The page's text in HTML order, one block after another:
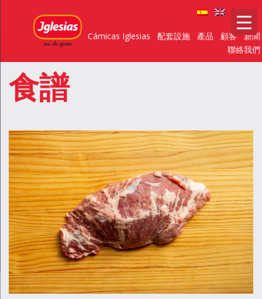
Cárnicas Iglesias 配套設施 產品 顧客
新聞
聯絡我們
食譜